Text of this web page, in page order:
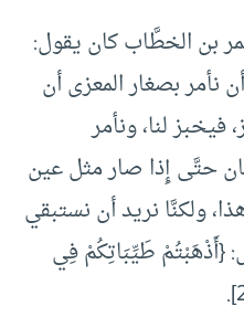
بن الخطَّاب كان يقول:
نأمر بصغار المعزى أن
فيخبز لنا، ونأمر
حتَّى إِذا صار مثل عين
ولكنَّا نريد أن نستبقي
{أَذْهَبْتُمْ طَيِّبَاتِكُمْ فِي